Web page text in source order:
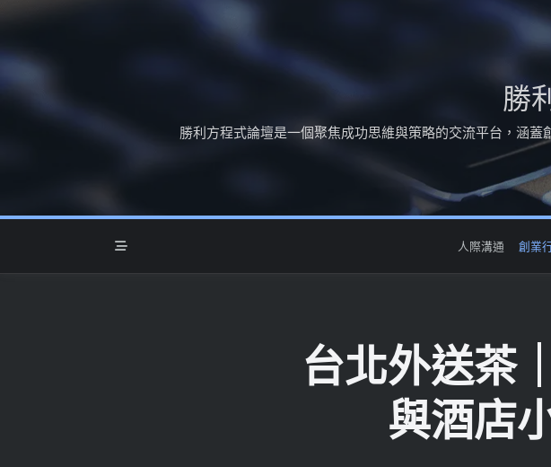
content
勝
勝利方程式論壇是一個聚焦成功思維與策略的交流平台，涵
人際溝通 創業
台北外送茶
與酒店